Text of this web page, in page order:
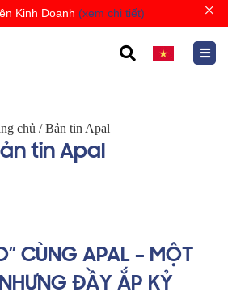
Kinh Doanh (xem chi tiết) ×
chủ /Bản tin Apal
tin Apal
CÙNG APAL – MỘT
ĐẦY ẮP KỶ